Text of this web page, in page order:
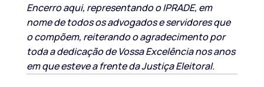
Encerro aqui, representando o IPRADE, em
nome de todos os advogados e servidores que
o compõem, reiterando o agradecimento por
toda a dedicação de Vossa Excelência nos anos
em que esteve a frente da Justiça Eleitoral.